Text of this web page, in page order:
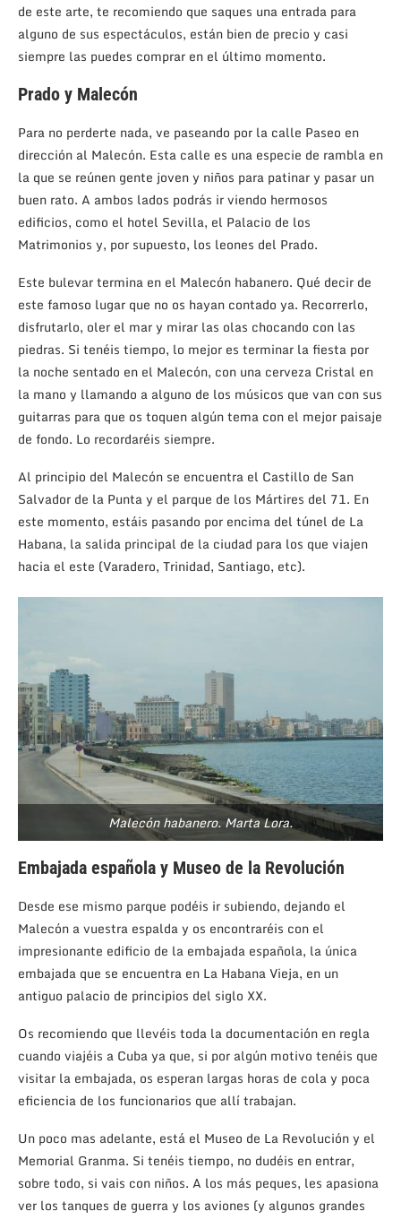
de este arte, te recomiendo que saques una entrada para
alguno de sus espectáculos, están bien de precio y casi
siempre las puedes comprar en el último momento.
Prado y Malecón
Para no perderte nada, ve paseando por la calle Paseo en
dirección al Malecón. Esta calle es una especie de rambla en
la que se reúnen gente joven y niños para patinar y pasar un
buen rato. A ambos lados podrás ir viendo hermosos
edificios, como el hotel Sevilla, el Palacio de los
Matrimonios y, por supuesto, los leones del Prado.
Este bulevar termina en el Malecón habanero. Qué decir de
este famoso lugar que no os hayan contado ya. Recorrerlo,
disfrutarlo, oler el mar y mirar las olas chocando con las
piedras. Si tenéis tiempo, lo mejor es terminar la fiesta por
la noche sentado en el Malecón, con una cerveza Cristal en
la mano y llamando a alguno de los músicos que van con sus
guitarras para que os toquen algún tema con el mejor paisaje
de fondo. Lo recordaréis siempre.
Al principio del Malecón se encuentra el Castillo de San
Salvador de la Punta y el parque de los Mártires del 71. En
este momento, estáis pasando por encima del túnel de La
Habana, la salida principal de la ciudad para los que viajen
hacia el este (Varadero, Trinidad, Santiago, etc).
Malecón habanero. Marta Lora.
Embajada española y Museo de la Revolución
Desde ese mismo parque podéis ir subiendo, dejando el
Malecón a vuestra espalda y os encontraréis con el
impresionante edificio de la embajada española, la única
embajada que se encuentra en La Habana Vieja, en un
antiguo palacio de principios del siglo XX.
Os recomiendo que llevéis toda la documentación en regla
cuando viajéis a Cuba ya que, si por algún motivo tenéis que
visitar la embajada, os esperan largas horas de cola y poca
eficiencia de los funcionarios que allí trabajan.
Un poco mas adelante, está el Museo de La Revolución y el
Memorial Granma. Si tenéis tiempo, no dudéis en entrar,
sobre todo, si vais con niños. A los más peques, les apasiona
ver los tanques de guerra y los aviones (y algunos grandes